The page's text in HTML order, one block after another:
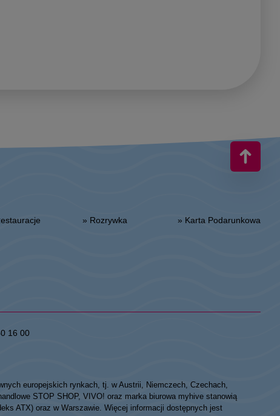
» Rozrywka » Karta Podarunkowa
16 00
europejskich rynkach, tj. w Austrii, Niemczech, Czechach,
STOP SHOP, VIVO! oraz marka biurowa myhive stanowią
ATX) oraz w Warszawie. Więcej informacji dostępnych jest